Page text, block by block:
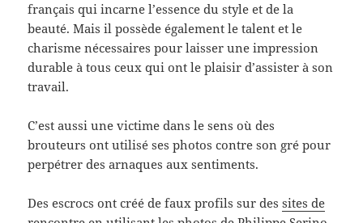
français qui incarne l’essence du style et de la
beauté. Mais il possède également le talent et le
charisme nécessaires pour laisser une impression
durable à tous ceux qui ont le plaisir d’assister à son
travail.
C’est aussi une victime dans le sens où des
brouteurs ont utilisé ses photos contre son gré pour
perpétrer des arnaques aux sentiments.
Des escrocs ont créé de faux profils sur dessites de